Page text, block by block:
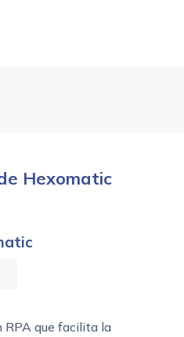
Hexomatic
RPA que facilita la